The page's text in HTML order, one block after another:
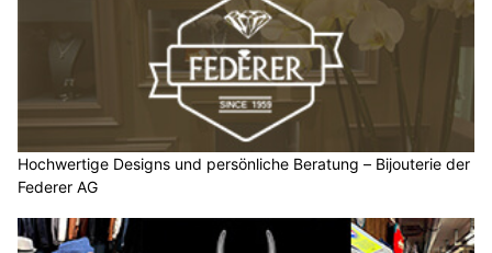
Hochwertige Designs und persönliche Beratung – Bijouterie der
Federer AG